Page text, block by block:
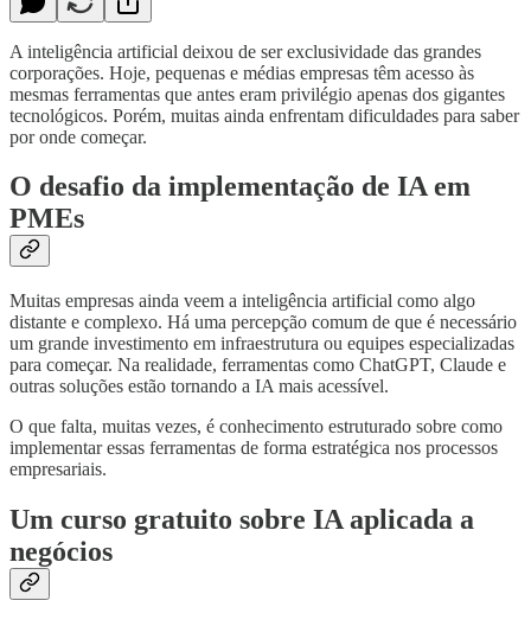
A inteligência artificial deixou de ser exclusividade das grandes
corporações. Hoje, pequenas e médias empresas têm acesso às
mesmas ferramentas que antes eram privilégio apenas dos gigantes
tecnológicos. Porém, muitas ainda enfrentam dificuldades para saber
por onde começar.
O desafio da implementação de IA em
PMEs
Muitas empresas ainda veem a inteligência artificial como algo
distante e complexo. Há uma percepção comum de que é necessário
um grande investimento em infraestrutura ou equipes especializadas
para começar. Na realidade, ferramentas como ChatGPT, Claude e
outras soluções estão tornando a IA mais acessível.
O que falta, muitas vezes, é conhecimento estruturado sobre como
implementar essas ferramentas de forma estratégica nos processos
empresariais.
Um curso gratuito sobre IA aplicada a
negócios